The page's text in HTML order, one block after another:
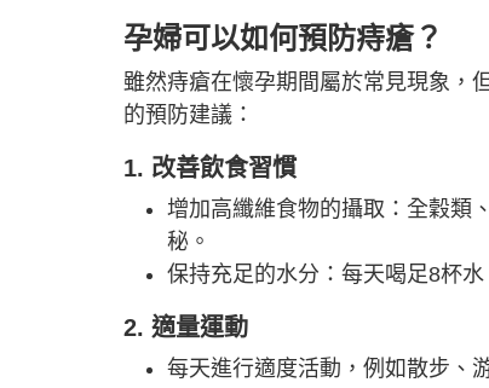
孕婦可以如何預防痔瘡？
雖然痔瘡在懷孕期間屬於常見現象，
的預防建議：
1. 改善飲食習慣
增加高纖維食物的攝取：全穀類
秘。
保持充足的水分：每天喝足8杯
2. 適量運動
每天進行適度活動，例如散步、